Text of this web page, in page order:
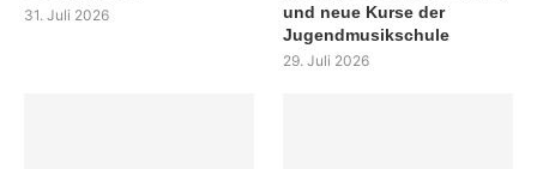
31. Juli 2026
und neue Kurse der
Jugendmusikschule
29. Juli 2026